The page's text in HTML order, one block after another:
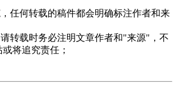
任何转载的稿件都会明确标注作者和来
转载时务必注明文章作者和"来源"，不
将追究责任；